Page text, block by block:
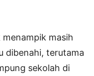
masih
dibenahi, terutama
sekolah di